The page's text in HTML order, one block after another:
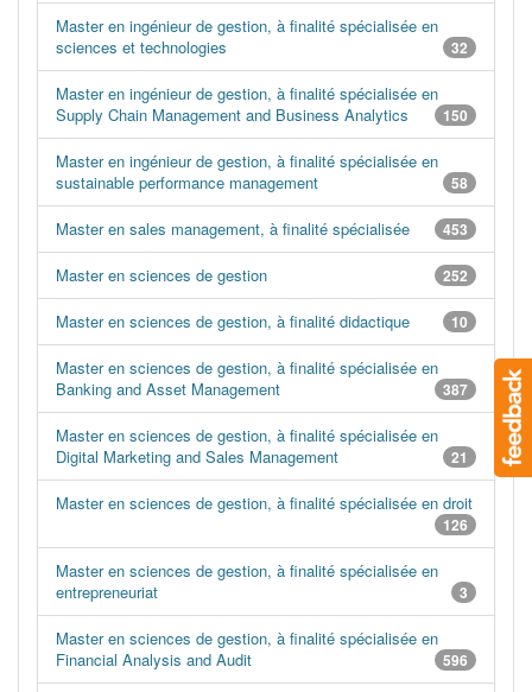
Master en ingénieur de gestion, à finalité spécialisée en
sciences et technologies
32
Master en ingénieur de gestion, à finalité spécialisée en
Supply Chain Management and Business Analytics
150
Master en ingénieur de gestion, à finalité spécialisée en
sustainable performance management
58
Master en sales management, à finalité spécialisée 453
Master en sciences de gestion 252
Master en sciences de gestion, à finalité didactique 10
Master en sciences de gestion, à finalité spécialisée en
Banking and Asset Management
387
Master en sciences de gestion, à finalité spécialisée en
Digital Marketing and Sales Management
21
Master en sciences de gestion, à finalité spécialisée en droit
126
Master en sciences de gestion, à finalité spécialisée en
entrepreneuriat
3
Master en sciences de gestion, à finalité spécialisée en
Financial Analysis and Audit
596